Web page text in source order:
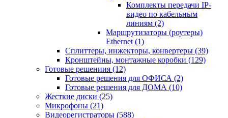
Комплекты передачи IP-
видео по кабельным
линиям (2)
Маршрутизаторы (роутеры)
Ethernet (1)
Сплиттеры, инжекторы, конвертеры (39)
Кронштейны, монтажные коробки (129)
Готовые решениия (12)
Готовые решения для ОФИСА (2)
Готовые решения для ДОМА (10)
Жесткие диски (25)
Микрофоны (21)
Видеорегистраторы (588)